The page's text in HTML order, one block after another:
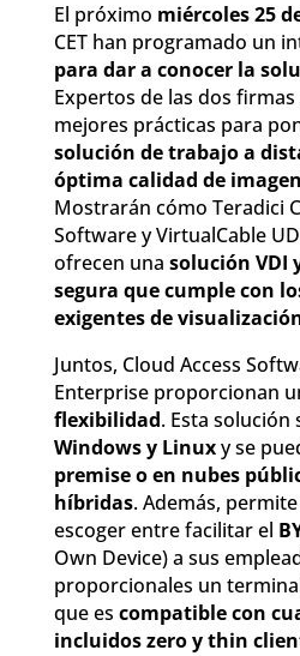
El próximo miércoles 25
CET han programado un
para dar a conocer la
Expertos de las dos
mejores prácticas para
solución de trabajo a
óptima calidad de
Mostrarán cómo Teradici
Software y VirtualCable
ofrecen una solución VDI
segura que cumple con
exigentes de
Juntos, Cloud Access
Enterprise proporcionan
flexibilidad. Esta
Windows y Linuxy se
premise o en nubes
híbridas. Además,
escoger entre facilitar el
Own Device) a sus
proporcionales un
que es compatible con
incluidos zero y thin